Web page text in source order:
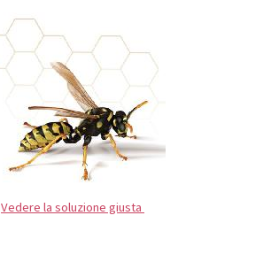
Vedere la soluzione giusta